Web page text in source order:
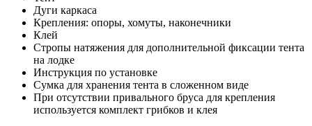
Дуги каркаса
Крепления: опоры, хомуты, наконечники
Клей
Стропы натяжения для дополнительной фиксации тента
на лодке
Инструкция по установке
Сумка для хранения тента в сложенном виде
При отсутствии привального бруса для крепления
используется комплект грибков и клея